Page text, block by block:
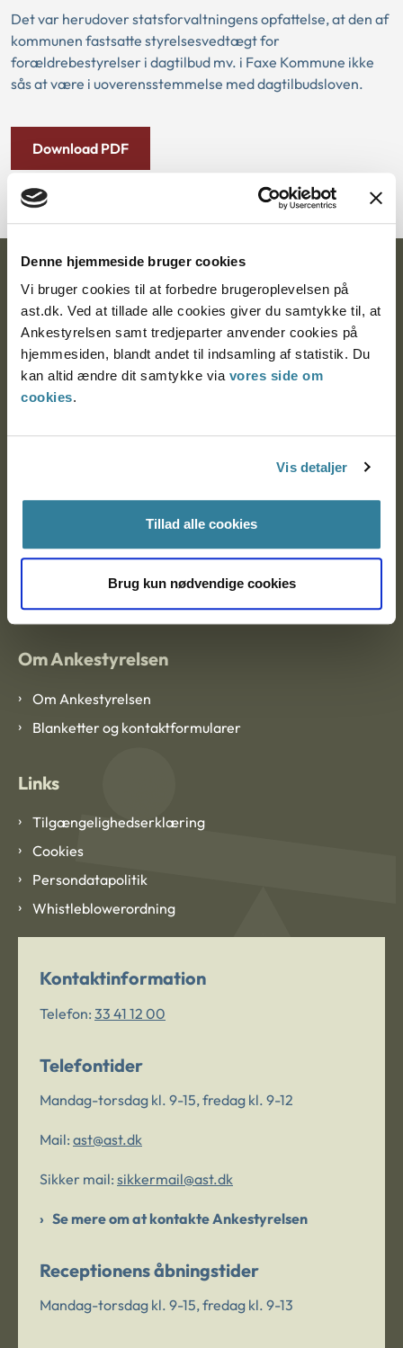
Denne hjemmeside bruger cookies
Vi bruger cookies til at forbedre brugeroplevelsen på
ast.dk. Ved at tillade alle cookies giver du samtykke til, at
Ankestyrelsen samt tredjeparter anvender cookies på
hjemmesiden, blandt andet til indsamling af statistik. Du
kan altid ændre dit samtykke via vores side om
cookies.
Vis detaljer
Tillad alle cookies
Brug kun nødvendige cookies
Det var herudover statsforvaltningens opfattelse, at den af
kommunen fastsatte styrelsesvedtægt for
forældrebestyrelser i dagtilbud mv. i Faxe Kommune ikke
sås at være i uoverensstemmelse med dagtilbudsloven.
Download PDF
Ankestyrelsen
Postadresse:
Nytorv 7, 2. sal
9000 Aalborg
Ankestyrelsen København
CVR: 1007 4002
Om Ankestyrelsen
Om Ankestyrelsen
Blanketter og kontaktformularer
Links
Tilgængelighedserklæring
Cookies
Persondatapolitik
Whistleblowerordning
Kontaktinformation
Telefon: 33 41 12 00
Telefontider
Mandag-torsdag kl. 9-15, fredag kl. 9-12
Mail: ast@ast.dk
Sikker mail: sikkermail@ast.dk
Se mere om at kontakte Ankestyrelsen
Receptionens åbningstider
Mandag-torsdag kl. 9-15, fredag kl. 9-13